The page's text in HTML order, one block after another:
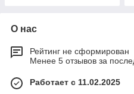
О нас
Рейтинг не сформирован
Менее 5 отзывов за
Работает с 11.02.2025